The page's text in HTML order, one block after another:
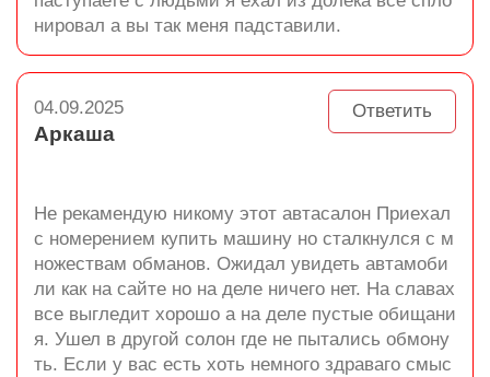
нировал а вы так меня падставили.
Ответить
04.09.2025
Аркаша
Не рекамендую никому этот автасалон Приехал
с номерением купить машину но сталкнулся с м
ножествам обманов. Ожидал увидеть автамоби
ли как на сайте но на деле ничего нет. На славах
все выгледит хорошо а на деле пустые обищани
я. Ушел в другой солон где не пытались обмону
ть. Если у вас есть хоть немного здраваго смыс